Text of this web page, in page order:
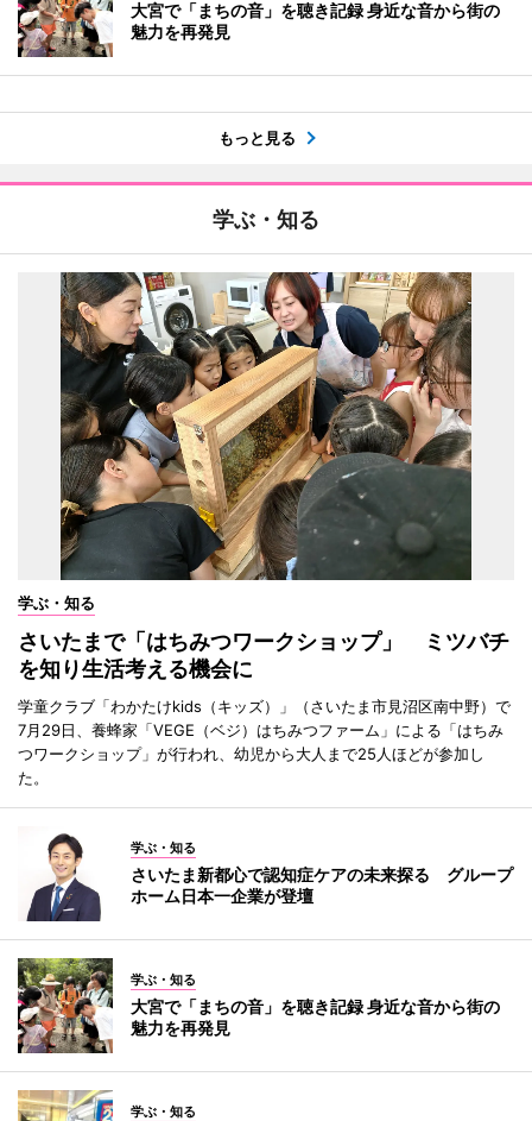
大宮で「まちの音」を聴き記録 身近な音から街の
魅力を再発見
もっと見る
学ぶ・知る
学ぶ・知る
さいたまで「はちみつワークショップ」 ミツバチ
を知り生活考える機会に
学童クラブ「わかたけkids（キッズ）」（さいたま市見沼区南中野）で
7月29日、養蜂家「VEGE（ベジ）はちみつファーム」による「はちみ
つワークショップ」が行われ、幼児から大人まで25人ほどが参加し
た。
学ぶ・知る
さいたま新都心で認知症ケアの未来探る グループ
ホーム日本一企業が登壇
学ぶ・知る
大宮で「まちの音」を聴き記録 身近な音から街の
魅力を再発見
学ぶ・知る